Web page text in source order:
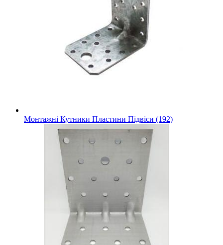
Монтажні Кутники Пластини Підвіси (192)